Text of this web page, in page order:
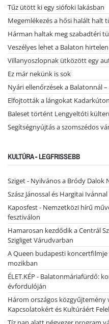
Tűz ütött ki egy siófoki lakásban
Megemlékezés a hősi halált halt
Hárman haltak meg szabadtéri
Veszélyes lehet a Balaton
Villanyoszlopnak ütközött egy
Ez már nekünk is sok
Nyári ellenőrzések a Balatonnál
Elfojtották a lángokat Kadarkúton
Baleset történt Lengyeltóti
Segítségnyújtás a szomszédos
KULTÚRA - LEGFRISSEBB
Sziget - Nyilvános a Bródy Dalok
Szász Jánossal és Hargitai
Kaposfest - Nemzetközi hírű
fesztiválon
Hamarosan kezdődik a Centrál
Szigliget Várudvarban
A Queen budapesti
mozikban
ÉLET.KÉP - Balatonmáriafürdő:
évfordulóján
Három országos
Kapcsolatokért és Kultúráért